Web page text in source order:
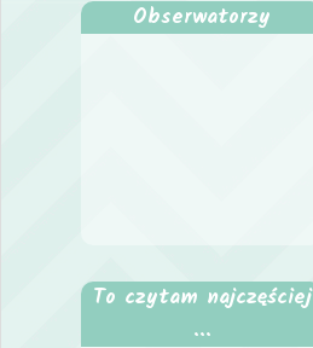
Obserwatorzy
To czytam najczęściej
...